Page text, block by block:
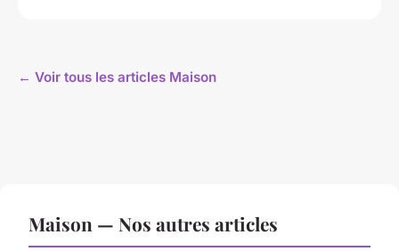
← Voir tous les articles Maison
Maison — Nos autres articles